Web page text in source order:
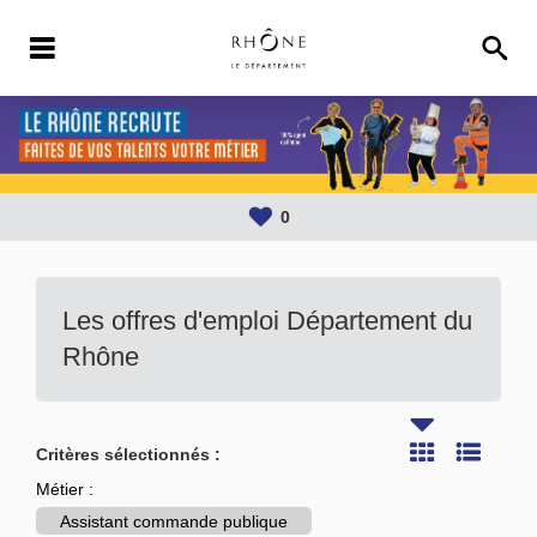
0
Les offres d'emploi Département du
Rhône
Critères sélectionnés :
Métier :
Assistant commande publique